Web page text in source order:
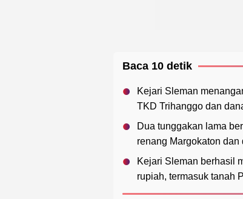
Baca 10 detik
Kejari Sleman
TKD Trihanggo dan
Dua tunggakan lama
renang Margokaton
Kejari Sleman berhasil
rupiah, termasuk tanah